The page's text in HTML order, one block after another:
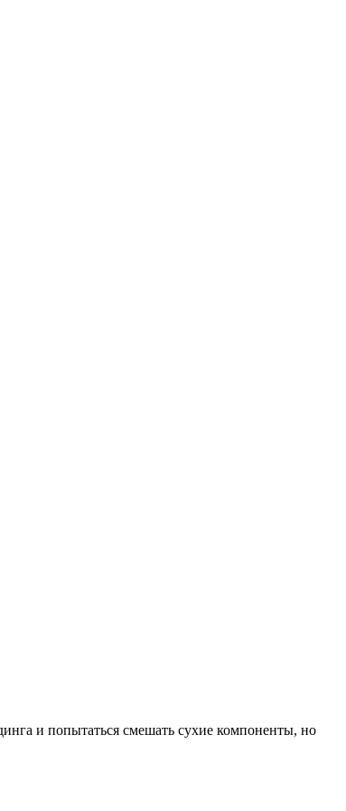
и попытаться смешать сухие компоненты, но